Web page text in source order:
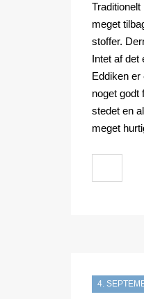
meget
stoffer.
Intet af det
Eddiken
noget godt
stedet en
meget
4.